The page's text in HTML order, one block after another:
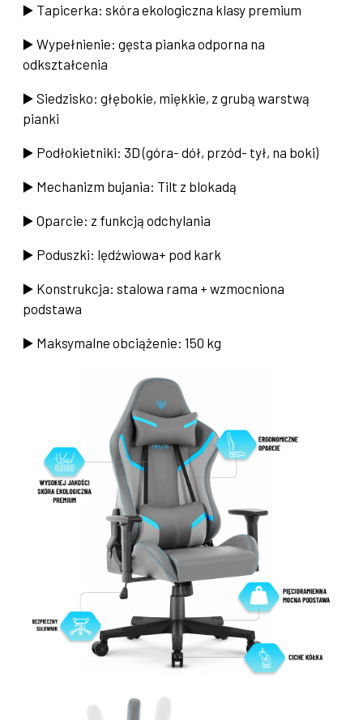
▶️ Tapicerka: skóra ekologiczna klasy premium
▶️ Wypełnienie: gęsta pianka odporna na
odkształcenia
▶️ Siedzisko: głębokie, miękkie, z grubą warstwą
pianki
▶️ Podłokietniki: 3D (góra- dół, przód- tył, na boki)
▶️ Mechanizm bujania: Tilt z blokadą
▶️ Oparcie: z funkcją odchylania
▶️ Poduszki: lędźwiowa+ pod kark
▶️ Konstrukcja: stalowa rama + wzmocniona
podstawa
▶️ Maksymalne obciążenie: 150 kg